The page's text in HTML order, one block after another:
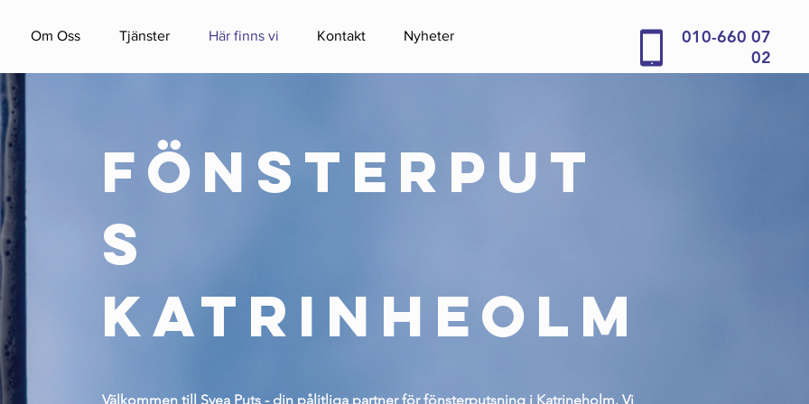
010-660 07
02
Om Oss Tjänster Här finns vi Kontakt Nyheter
fönsterput
s
katrinheolm
Välkommen till Svea Puts - din pålitliga partner för fönsterputsning i Katrineholm. Vi